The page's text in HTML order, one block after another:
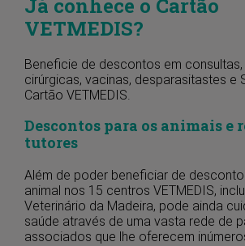
Já conhece o Cartão
VETMEDIS?
Beneficie de descontos em
cirúrgicas, vacinas, desparasitastes e
Cartão VETMEDIS.
Descontos para os animais e
tutores
Além de poder beneficiar de
animal nos 15 centros VETMEDIS,
Veterinário da Madeira, pode ainda
saúde através de uma vasta rede de
associados que lhe oferecem